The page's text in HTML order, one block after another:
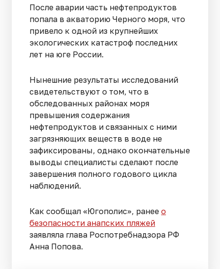
После аварии часть нефтепродуктов
попала в акваторию Черного моря, что
привело к одной из крупнейших
экологических катастроф последних
лет на юге России.
Нынешние результаты исследований
свидетельствуют о том, что в
обследованных районах моря
превышения содержания
нефтепродуктов и связанных с ними
загрязняющих веществ в воде не
зафиксированы, однако окончательные
выводы специалисты сделают после
завершения полного годового цикла
наблюдений.
Как сообщал «Югополис», ранее о
безопасности анапских пляжей
заявляла глава Роспотребнадзора РФ
Анна Попова.